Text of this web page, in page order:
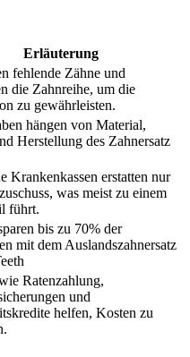
Erläuterung
fehlende Zähne und
die Zahnreihe, um die
zu gewährleisten.
hängen von Material,
Herstellung des Zahnersatz
Krankenkassen erstatten nur
was meist zu einem
führt.
bis zu 70% der
mit dem Auslandszahnersatz
Ratenzahlung,
und
helfen, Kosten zu